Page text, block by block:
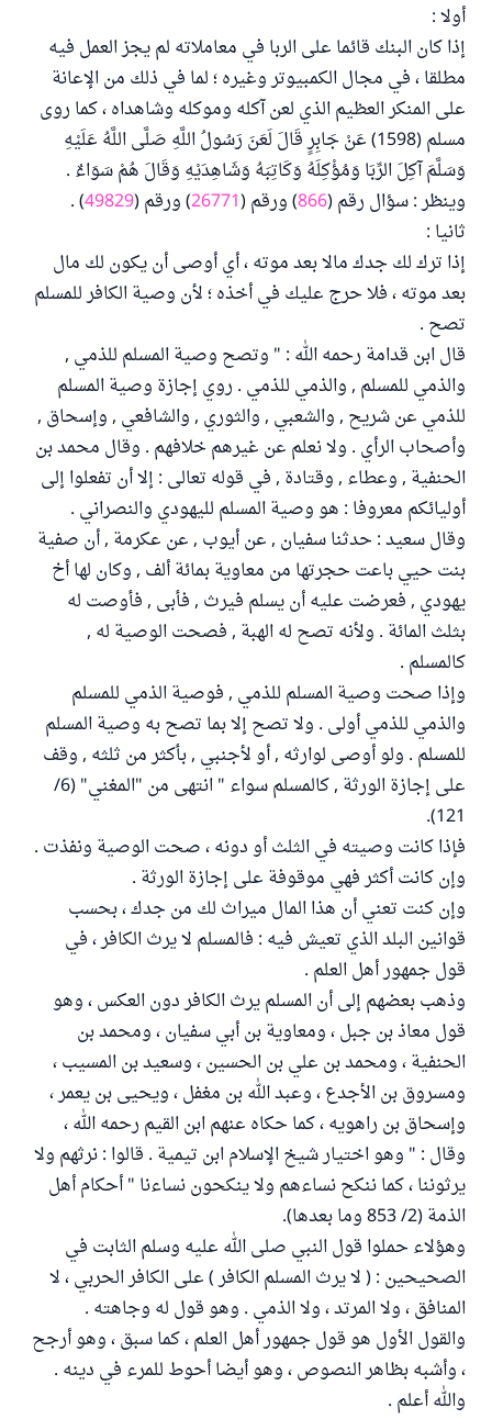
أولا :
إذا كان البنك قائما على الربا في معاملاته لم يجز العمل فيه
مطلقا ، في مجال الكمبيوتر وغيره ؛ لما في ذلك من الإعانة
على المنكر العظيم الذي لعن آكله وموكله وشاهداه ، كما روى
مسلم (1598) عَنْ جَابِرٍ قَالَ لَعَنَ رَسُولُ اللَّهِ صَلَّى اللَّهُ عَلَيْهِ
وَسَلَّمَ آكِلَ الرِّبَا وَمُؤْكِلَهُ وَكَاتِبَهُ وَشَاهِدَيْهِ وَقَالَ هُمْ سَوَاءٌ .
وينظر : سؤال رقم (866) ورقم (26771) ورقم (49829
) .
ثانيا :
إذا ترك لك جدك مالا بعد موته ، أي أوصى أن يكون لك مال
بعد موته ، فلا حرج عليك في أخذه ؛ لأن وصية الكافر للمسلم
تصح .
قال ابن قدامة رحمه الله : " وتصح وصية المسلم للذمي ,
والذمي للمسلم , والذمي للذمي . روي إجازة وصية المسلم
للذمي عن شريح , والشعبي , والثوري , والشافعي , وإسحاق ,
وأصحاب الرأي . ولا نعلم عن غيرهم خلافهم . وقال محمد بن
الحنفية , وعطاء , وقتادة , في قوله تعالى : إلا أن تفعلوا إلى
أوليائكم معروفا : هو وصية المسلم لليهودي والنصراني .
وقال سعيد : حدثنا سفيان , عن أيوب , عن عكرمة , أن صفية
بنت حيي باعت حجرتها من معاوية بمائة ألف , وكان لها أخ
يهودي , فعرضت عليه أن يسلم فيرث , فأبى , فأوصت له
بثلث المائة . ولأنه تصح له الهبة , فصحت الوصية له ,
كالمسلم .
وإذا صحت وصية المسلم للذمي , فوصية الذمي للمسلم
والذمي للذمي أولى . ولا تصح إلا بما تصح به وصية المسلم
للمسلم . ولو أوصى لوارثه , أو لأجنبي , بأكثر من ثلثه , وقف
على إجازة الورثة , كالمسلم سواء " انتهى من "المغني" (6/
121).
فإذا كانت وصيته في الثلث أو دونه ، صحت الوصية ونفذت .
وإن كانت أكثر فهي موقوفة على إجازة الورثة .
وإن كنت تعني أن هذا المال ميراث لك من جدك ، بحسب
قوانين البلد الذي تعيش فيه : فالمسلم لا يرث الكافر ، في
قول جمهور أهل العلم .
وذهب بعضهم إلى أن المسلم يرث الكافر دون العكس ، وهو
قول معاذ بن جبل ، ومعاوية بن أبي سفيان ، ومحمد بن
الحنفية ، ومحمد بن علي بن الحسين ، وسعيد بن المسيب ،
ومسروق بن الأجدع ، وعبد الله بن مغفل ، ويحيى بن يعمر ،
وإسحاق بن راهويه ، كما حكاه عنهم ابن القيم رحمه الله ،
وقال : " وهو اختيار شيخ الإسلام ابن تيمية . قالوا : نرثهم ولا
يرثوننا ، كما ننكح نساءهم ولا ينكحون نساءنا " أحكام أهل
الذمة (2/ 853 وما بعدها).
وهؤلاء حملوا قول النبي صلى الله عليه وسلم الثابت في
الصحيحين : ( لا يرث المسلم الكافر ) على الكافر الحربي ، لا
المنافق ، ولا المرتد ، ولا الذمي . وهو قول له وجاهته .
والقول الأول هو قول جمهور أهل العلم ، كما سبق ، وهو أرجح
، وأشبه بظاهر النصوص ، وهو أيضا أحوط للمرء في دينه .
والله أعلم .